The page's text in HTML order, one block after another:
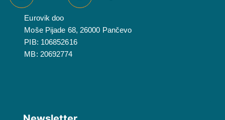
Eurovik doo
Moše Pijade 68, 26000 Pančevo
PIB: 106852616
MB: 20692774